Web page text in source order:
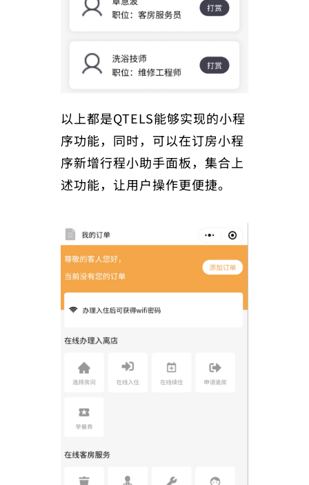
以上都是QTELS能够实现的小程
序功能，同时，可以在订房小程
序新增行程小助手面板，集合上
述功能，让用户操作更便捷。